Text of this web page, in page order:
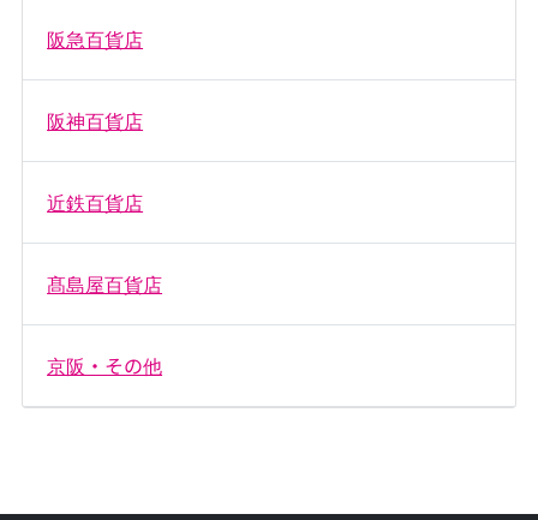
阪急百貨店
阪神百貨店
近鉄百貨店
髙島屋百貨店
京阪・その他